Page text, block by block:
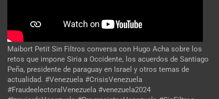
Maibort Petit Sin Filtros conversa con Hugo Acha sobre los
retos que impone Siria a Occidente, los acuerdos de Santiago
Peña, presidente de paraguay en Israel y otros temas de
actualidad. #Venezuela #CrisisVenezuela
#FraudeelectoralVenezuela #venezuela2024